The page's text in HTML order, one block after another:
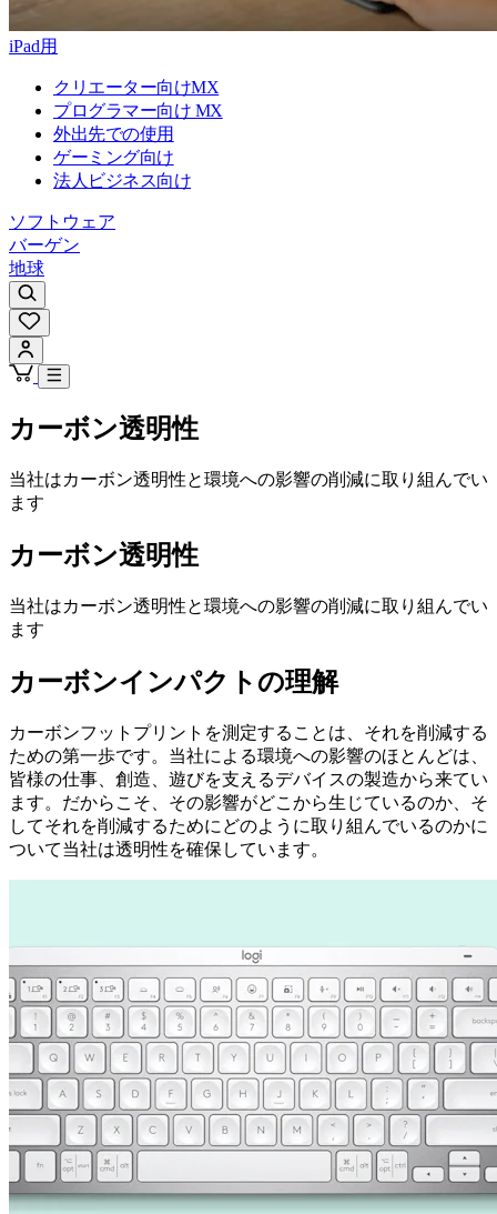
iPad用
クリエーター向けMX
プログラマー向け MX
外出先での使用
ゲーミング向け
法人ビジネス向け
ソフトウェア
バーゲン
地球
カーボン透明性
当社はカーボン透明性と環境への影響の削減に取り組んでい
ます
カーボン透明性
当社はカーボン透明性と環境への影響の削減に取り組んでい
ます
カーボンインパクトの理解
カーボンフットプリントを測定することは、それを削減する
ための第一歩です。当社による環境への影響のほとんどは、
皆様の仕事、創造、遊びを支えるデバイスの製造から来てい
ます。だからこそ、その影響がどこから生じているのか、そ
してそれを削減するためにどのように取り組んでいるのかに
ついて当社は透明性を確保しています。